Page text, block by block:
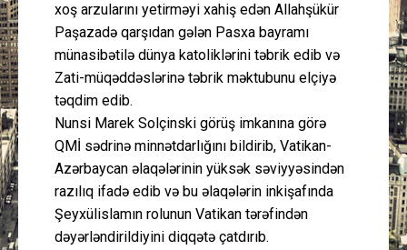
xoş arzularını yetirməyi xahiş edən Allahşükür
Paşazadə qarşıdan gələn Pasxa bayramı
münasibətilə dünya katoliklərini təbrik edib və
Zati-müqəddəslərinə təbrik məktubunu elçiyə
təqdim edib.
Nunsi Marek Solçinski görüş imkanına görə
QMİ sədrinə minnətdarlığını bildirib, Vatikan-
Azərbaycan əlaqələrinin yüksək səviyyəsindən
razılıq ifadə edib və bu əlaqələrin inkişafında
Şeyxülislamın rolunun Vatikan tərəfindən
dəyərləndirildiyini diqqətə çatdırıb.